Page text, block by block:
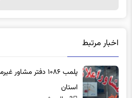
استان
3 سال پیش